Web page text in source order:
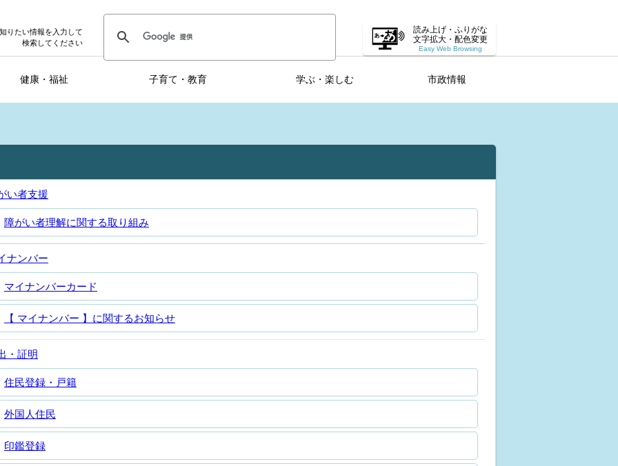
りたい情報を入力して
検索してください
読み上げ・ふりがな
文字拡大・配色変更
Easy Web Browsing
健康・福祉 子育て・教育 学ぶ・楽しむ 市政情報
い者支援
障がい者理解に関する取り組み
ナンバー
マイナンバーカード
【 マイナンバー 】に関するお知らせ
・証明
住民登録・戸籍
外国人住民
印鑑登録